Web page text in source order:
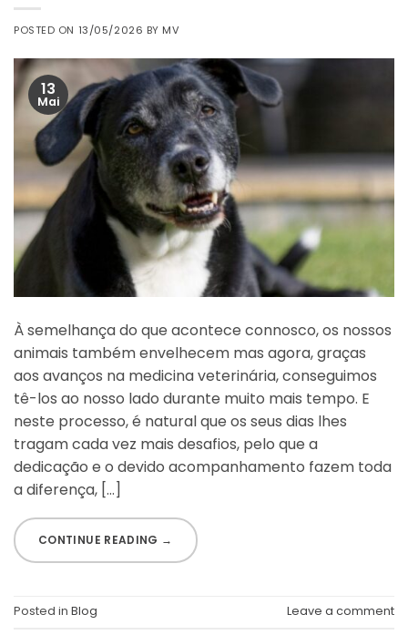
POSTED ON 13/05/2026 BY MV
13
Mai
À semelhança do que acontece connosco, os nossos
animais também envelhecem mas agora, graças
aos avanços na medicina veterinária, conseguimos
tê-los ao nosso lado durante muito mais tempo. E
neste processo, é natural que os seus dias lhes
tragam cada vez mais desafios, pelo que a
dedicação e o devido acompanhamento fazem toda
a diferença, […]
CONTINUE READING →
Posted in Blog Leave a comment